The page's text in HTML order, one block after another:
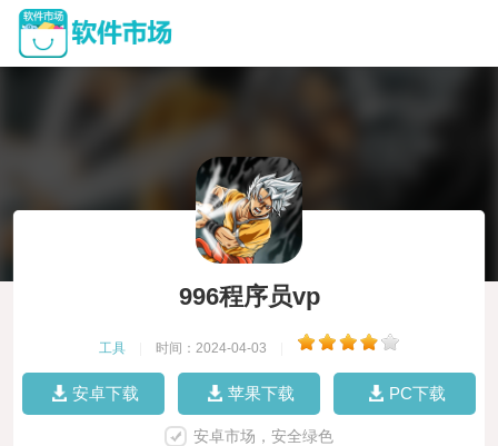
996程序员vp
工具 时间：2024-04-03
安卓下载 苹果下载 PC下载
安卓市场，安全绿色